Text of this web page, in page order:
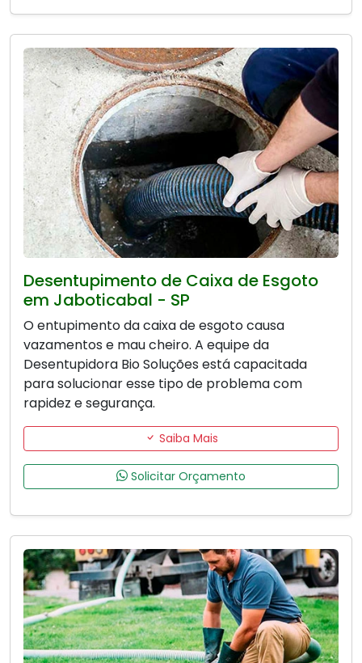
Desentupimento de Caixa de Esgoto
em Jaboticabal - SP
O entupimento da caixa de esgoto causa
vazamentos e mau cheiro. A equipe da
Desentupidora Bio Soluções está capacitada
para solucionar esse tipo de problema com
rapidez e segurança.
Saiba Mais
Solicitar Orçamento